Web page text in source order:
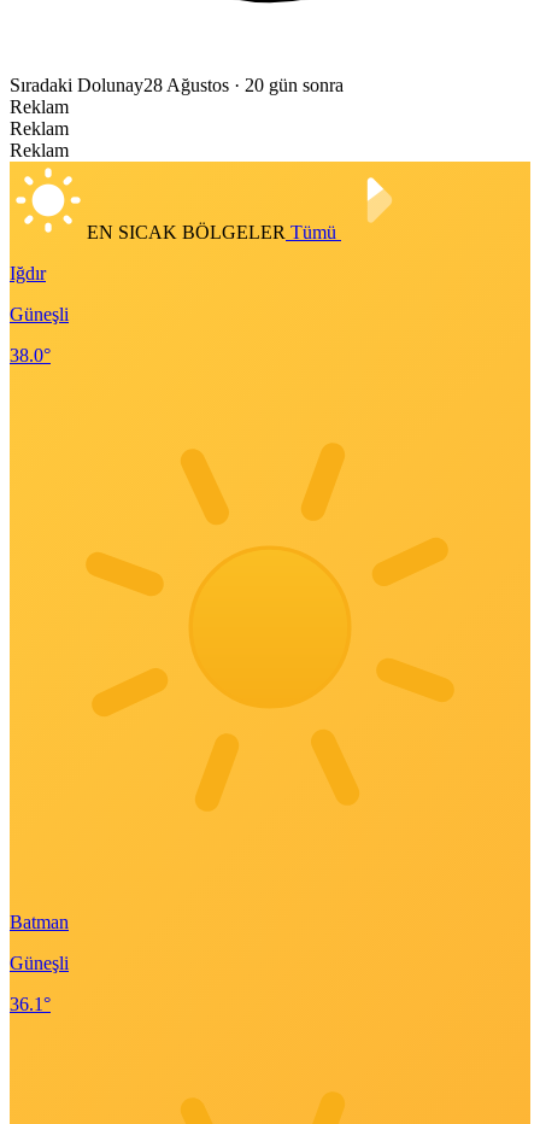
Sıradaki Dolunay28 Ağustos · 20 gün sonra
Reklam
Reklam
Reklam
EN SICAK BÖLGELER Tümü
Iğdır
Güneşli
38.0°
Batman
Güneşli
36.1°